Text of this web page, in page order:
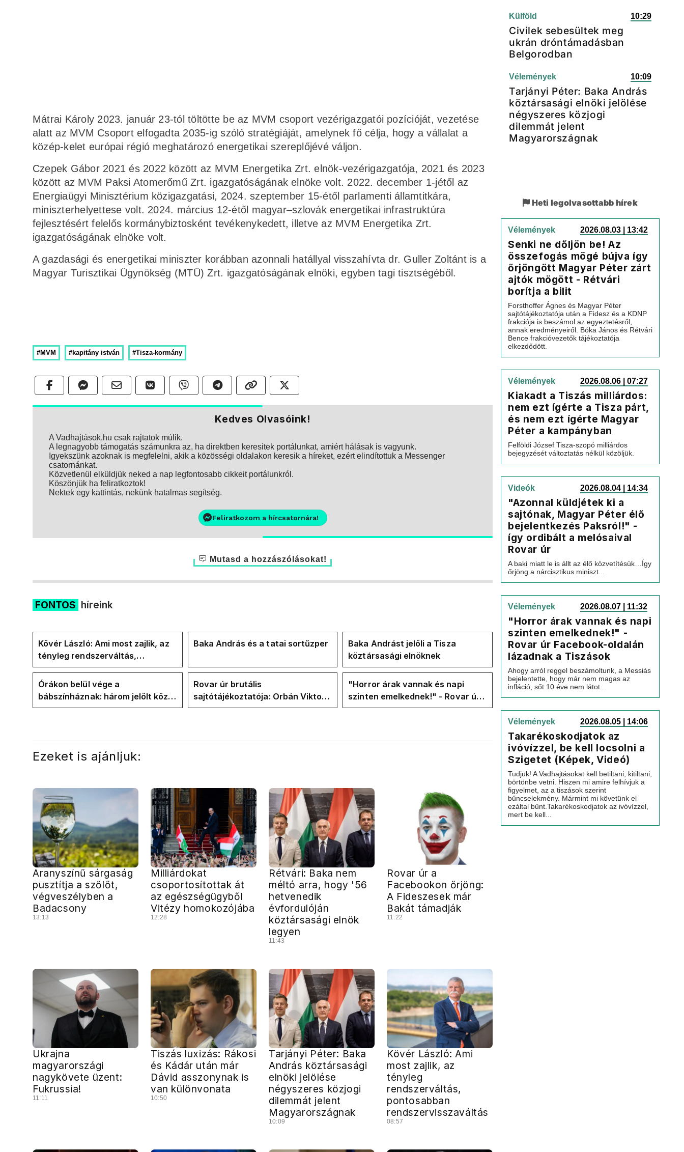
Mátrai Károly 2023. január 23-tól töltötte be az MVM csoport vezérigazgatói pozícióját, vezetése
alatt az MVM Csoport elfogadta 2035-ig szóló stratégiáját, amelynek fő célja, hogy a vállalat a
közép-kelet európai régió meghatározó energetikai szereplőjévé váljon.
Czepek Gábor 2021 és 2022 között az MVM Energetika Zrt. elnök-vezérigazgatója, 2021 és 2023
között az MVM Paksi Atomerőmű Zrt. igazgatóságának elnöke volt. 2022. december 1-jétől az
Energiaügyi Minisztérium közigazgatási, 2024. szeptember 15-étől parlamenti államtitkára,
miniszterhelyettese volt. 2024. március 12-étől magyar–szlovák energetikai infrastruktúra
fejlesztésért felelős kormánybiztosként tevékenykedett, illetve az MVM Energetika Zrt.
igazgatóságának elnöke volt.
A gazdasági és energetikai miniszter korábban azonnali hatállyal visszahívta dr. Guller Zoltánt is a
Magyar Turisztikai Ügynökség (MTÜ) Zrt. igazgatóságának elnöki, egyben tagi tisztségéből.
#MVM #kapitány istván #Tisza-kormány
Kedves Olvasóink!
A Vadhajtások.hu csak rajtatok múlik.
A legnagyobb támogatás számunkra az, ha direktben keresitek portálunkat, amiért hálásak is vagyunk.
Igyekszünk azoknak is megfelelni, akik a közösségi oldalakon keresik a híreket, ezért elindítottuk a Messenger
csatornánkat.
Közvetlenül elküldjük neked a nap legfontosabb cikkeit portálunkról.
Köszönjük ha feliratkoztok!
Nektek egy kattintás, nekünk hatalmas segítség.
Feliratkozom a hírcsatornára!
Mutasd a hozzászólásokat!
FONTOS híreink
Kövér László: Ami most zajlik, az
tényleg rendszerváltás,
pontosabban
rendszervisszaváltás
Baka András és a tatai sortűzper
Baka Andrást jelöli a Tisza
köztársasági elnöknek
Órákon belül vége a
bábszínháznak: három jelölt közül
"választ" ma államfőt a Tisza-
Rovar úr brutális
sajtótájékoztatója: Orbán Viktor
és a Vadhajtások a felelős a
"Horror árak vannak és napi
szinten emelkednek!" - Rovar úr
Facebook-oldalán lázadnak a
Ezeket is ajánljuk:
Aranyszínű sárgaság
pusztítja a szőlőt,
végveszélyben a
Badacsony
13:13
Milliárdokat
csoportosítottak át
az egészségügyből
Vitézy homokozójába
12:28
Rétvári: Baka nem
méltó arra, hogy '56
hetvenedik
évfordulóján
köztársasági elnök
legyen
11:43
Rovar úr a
Facebookon őrjöng:
A Fideszesek már
Bakát támadják
11:22
Ukrajna
magyarországi
nagykövete üzent:
Fukrussia!
11:11
Tiszás luxizás: Rákosi
és Kádár után már
Dávid asszonynak is
van különvonata
10:50
Tarjányi Péter: Baka
András köztársasági
elnöki jelölése
négyszeres közjogi
dilemmát jelent
Magyarországnak
10:09
Kövér László: Ami
most zajlik, az
tényleg
rendszerváltás,
pontosabban
rendszervisszaváltás
08:57
Külföld 10:29
Civilek sebesültek meg
ukrán dróntámadásban
Belgorodban
Vélemények 10:09
Tarjányi Péter: Baka András
köztársasági elnöki jelölése
négyszeres közjogi
dilemmát jelent
Magyarországnak
Heti legolvasottabb hírek
Vélemények 2026.08.03 | 13:42
Senki ne dőljön be! Az
összefogás mögé bújva így
őrjöngött Magyar Péter zárt
ajtók mögött - Rétvári
borítja a bilit
Forsthoffer Ágnes és Magyar Péter
sajtótájékoztatója után a Fidesz és a KDNP
frakciója is beszámol az egyeztetésről,
annak eredményeiről. Bóka János és Rétvári
Bence frakcióvezetők tájékoztatója
elkezdődött.
Vélemények 2026.08.06 | 07:27
Kiakadt a Tiszás milliárdos:
nem ezt ígérte a Tisza párt,
és nem ezt ígérte Magyar
Péter a kampányban
Felföldi József Tisza-szopó milliárdos
bejegyzését változtatás nélkül közöljük.
Videók 2026.08.04 | 14:34
"Azonnal küldjétek ki a
sajtónak, Magyar Péter élő
bejelentkezés Paksról!" -
így ordibált a melósaival
Rovar úr
A baki miatt le is állt az élő közvetítésük…Így
őrjöng a nárcisztikus miniszt...
Vélemények 2026.08.07 | 11:32
"Horror árak vannak és napi
szinten emelkednek!" -
Rovar úr Facebook-oldalán
lázadnak a Tiszások
Ahogy arról reggel beszámoltunk, a Messiás
bejelentette, hogy már nem magas az
infláció, sőt 10 éve nem látot...
Vélemények 2026.08.05 | 14:06
Takarékoskodjatok az
ivóvízzel, be kell locsolni a
Szigetet (Képek, Videó)
Tudjuk! A Vadhajtásokat kell betiltani, kitiltani,
börtönbe vetni. Hiszen mi amire felhívjuk a
figyelmet, az a tiszások szerint
bűncselekmény. Mármint mi követünk el
ezáltal bűnt.Takarékoskodjatok az ivóvízzel,
mert be kell...